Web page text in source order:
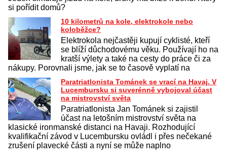
si pořídit domů?
10 kilometrů na kole, elektrokole nebo
koloběžce?
Elektrokola nejčastěji kupují cyklisté, kteří
se blíží důchodovému věku. Používají ho na
kratší výlety a také na cesty do práce či za
nákupy. Porovnali jsme, jak se to časově vyplatí na
Paratriatlonista Tománek se vrací na Havaj. V
Lucembursku si suverénně vybojoval účast
na mistrovství světa
Paratriatlonista Jan Tománek si zajistil
účast na letošním mistrovství světa na
klasické ironmanské distanci na Havaji. Rozhodující
kvalifikační závod v Lucembursku ovládl i přes nečekané
zrušení plavecké části a nyní se může naplno